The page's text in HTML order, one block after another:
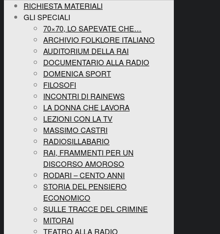
RICHIESTA MATERIALI
GLI SPECIALI
70×70, LO SAPEVATE CHE…
ARCHIVIO FOLKLORE ITALIANO
AUDITORIUM DELLA RAI
DOCUMENTARIO ALLA RADIO
DOMENICA SPORT
FILOSOFI
INCONTRI DI RAINEWS
LA DONNA CHE LAVORA
LEZIONI CON LA TV
MASSIMO CASTRI
RADIOSILLABARIO
RAI, FRAMMENTI PER UN
DISCORSO AMOROSO
RODARI – CENTO ANNI
STORIA DEL PENSIERO
ECONOMICO
SULLE TRACCE DEL CRIMINE
MITORAI
TEATRO ALLA RADIO